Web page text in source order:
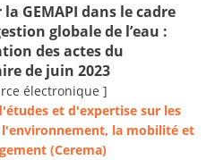
la GEMAPI dans le cadre
globale de l’eau :
des actes du
de juin 2023
électronique ]
et d'expertise sur les
l'environnement, la mobilité et
(Cerema)